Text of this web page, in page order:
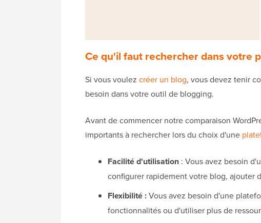
Ce qu'il faut rechercher dans votre
Si vous voulez créer un blog, vous devez tenir
besoin dans votre outil de blogging.
Avant de commencer notre comparaison
importants à rechercher lors du choix d'une
Facilité d'utilisation : Vous avez besoin
configurer rapidement votre blog, ajouter
Flexibilité :Vous avez besoin d'une
fonctionnalités ou d'utiliser plus de